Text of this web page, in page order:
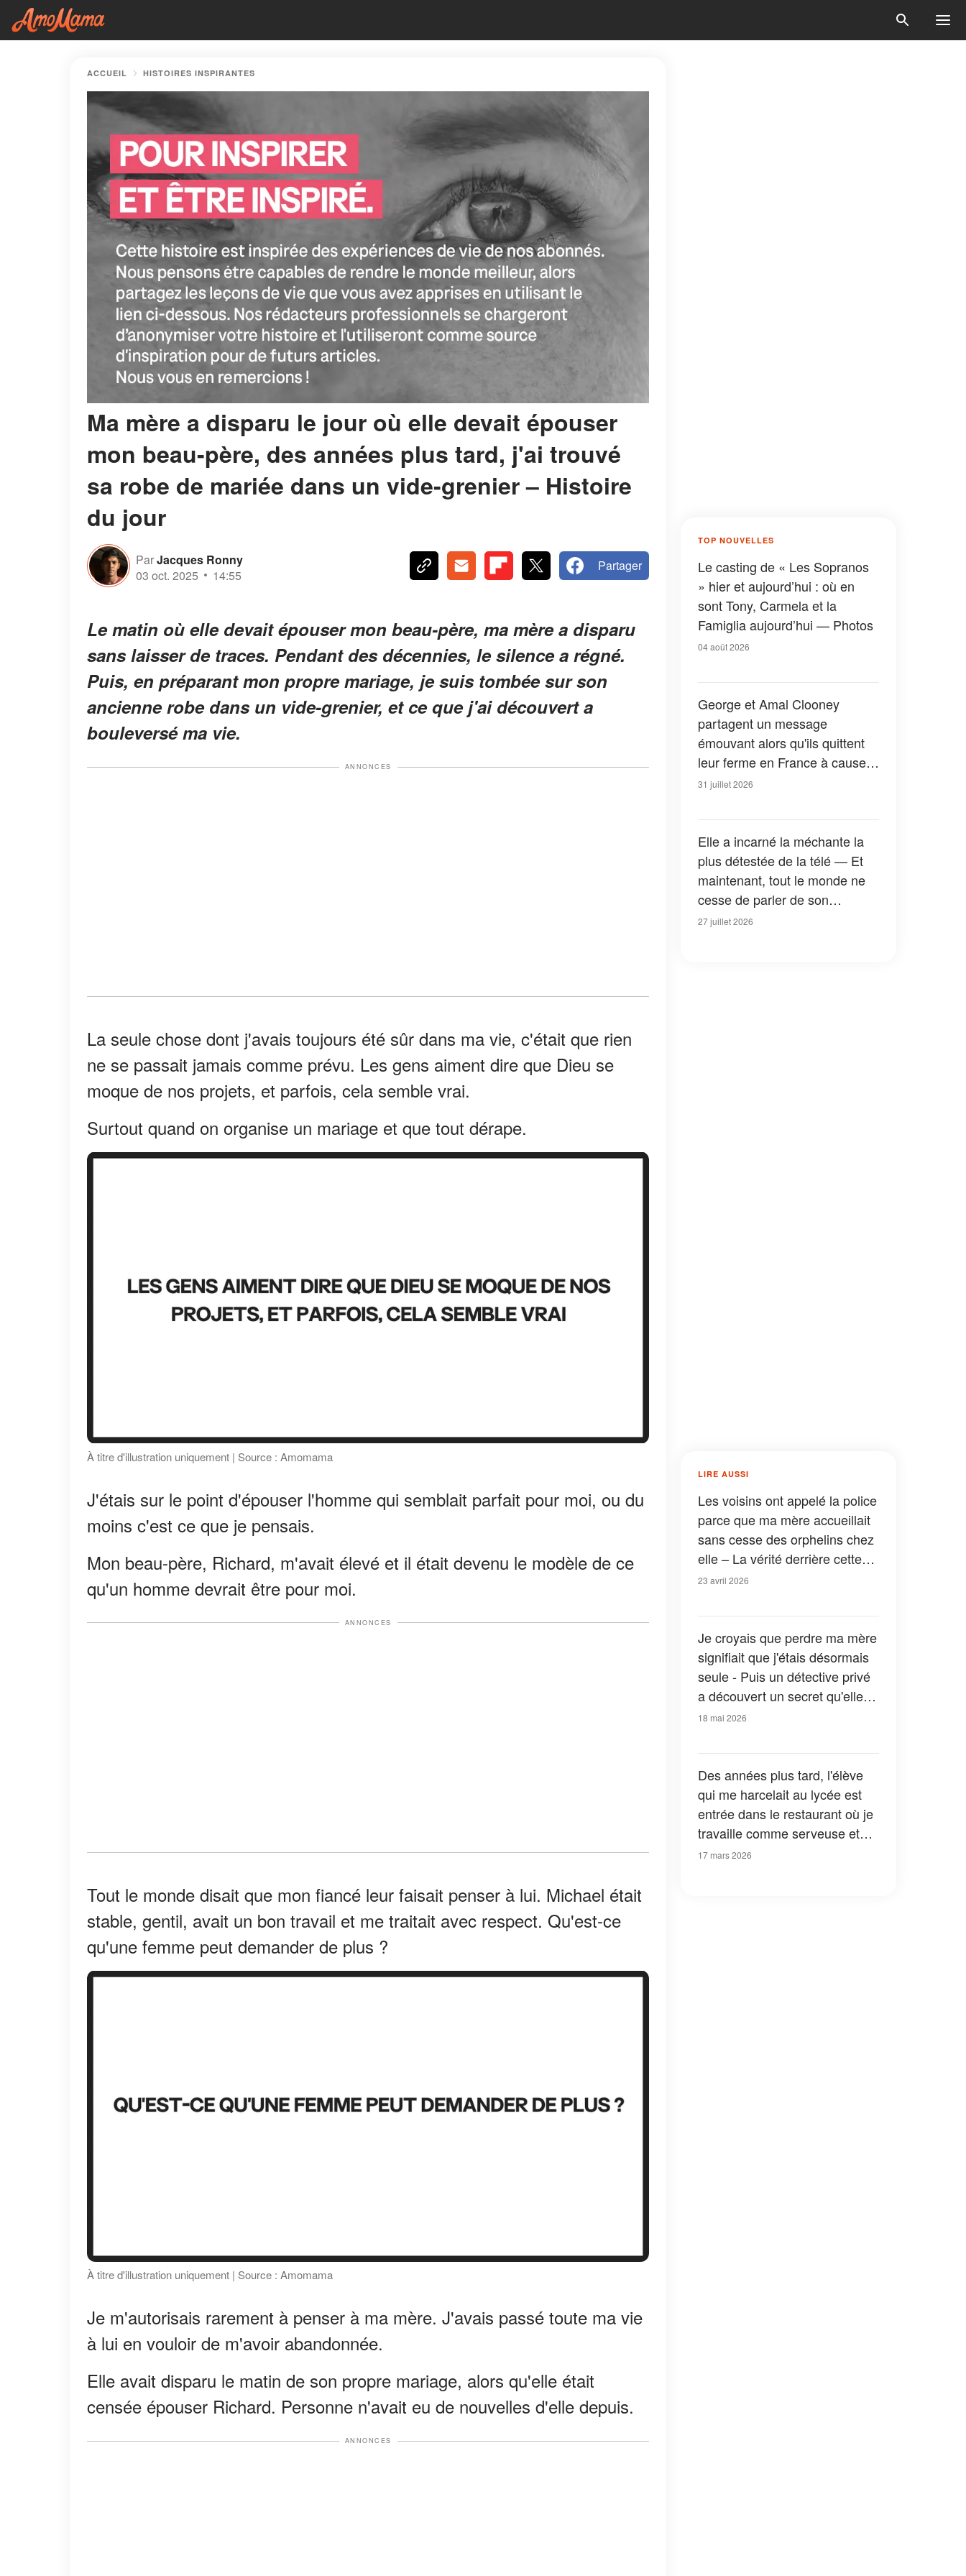
ACCUEIL HISTOIRES INSPIRANTES
Ma mère a disparu le jour où elle devait épouser
mon beau-père, des années plus tard, j'ai trouvé
sa robe de mariée dans un vide-grenier – Histoire
du jour
ParJacques Ronny
03 oct. 2025
14:55
Partager
Le matin où elle devait épouser mon beau-père, ma mère a disparu
sans laisser de traces. Pendant des décennies, le silence a régné.
Puis, en préparant mon propre mariage, je suis tombée sur son
ancienne robe dans un vide-grenier, et ce que j'ai découvert a
bouleversé ma vie.
ANNONCES
La seule chose dont j'avais toujours été sûr dans ma vie, c'était que rien
ne se passait jamais comme prévu. Les gens aiment dire que Dieu se
moque de nos projets, et parfois, cela semble vrai.
Surtout quand on organise un mariage et que tout dérape.
À titre d'illustration uniquement | Source : Amomama
J'étais sur le point d'épouser l'homme qui semblait parfait pour moi, ou du
moins c'est ce que je pensais.
Mon beau-père, Richard, m'avait élevé et il était devenu le modèle de ce
qu'un homme devrait être pour moi.
ANNONCES
Tout le monde disait que mon fiancé leur faisait penser à lui. Michael était
stable, gentil, avait un bon travail et me traitait avec respect. Qu'est-ce
qu'une femme peut demander de plus ?
À titre d'illustration uniquement | Source : Amomama
Je m'autorisais rarement à penser à ma mère. J'avais passé toute ma vie
à lui en vouloir de m'avoir abandonnée.
Elle avait disparu le matin de son propre mariage, alors qu'elle était
censée épouser Richard. Personne n'avait eu de nouvelles d'elle depuis.
ANNONCES
TOP NOUVELLES
Le casting de « Les Sopranos
» hier et aujourd’hui : où en
sont Tony, Carmela et la
Famiglia aujourd’hui — Photos
04 août 2026
George et Amal Clooney
partagent un message
émouvant alors qu'ils quittent
leur ferme en France à cause
des feux de forêt — Tous les
31 juillet 2026
Elle a incarné la méchante la
plus détestée de la télé — Et
maintenant, tout le monde ne
cesse de parler de son
apparition dans la nouvelle
27 juillet 2026
LIRE AUSSI
Les voisins ont appelé la police
parce que ma mère accueillait
sans cesse des orphelins chez
elle – La vérité derrière cette
histoire a ému tout le quartier
23 avril 2026
Je croyais que perdre ma mère
signifiait que j'étais désormais
seule - Puis un détective privé
a découvert un secret qu'elle
m'avait caché toute ma vie
18 mai 2026
Des années plus tard, l'élève
qui me harcelait au lycée est
entrée dans le restaurant où je
travaille comme serveuse et
s'est mise à se moquer de moi
17 mars 2026